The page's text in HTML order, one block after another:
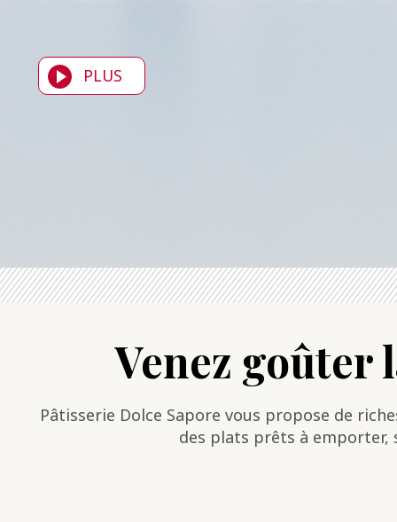
PLUS
Venez
Pâtisserie Dolce Sapore vous propose de
des plats prêts à